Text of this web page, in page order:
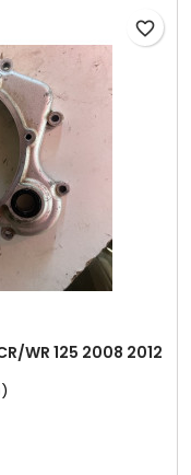
WR 125 2008 2012
favorite_border